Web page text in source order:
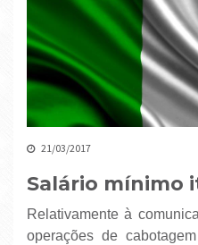
21/03/2017
Salário mínimo
Relativamente à
operações de